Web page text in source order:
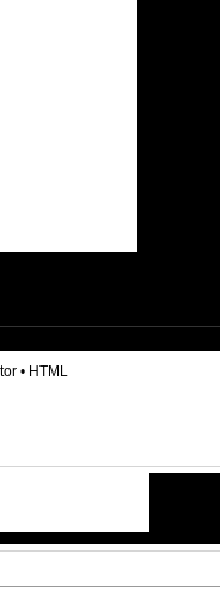
• HTML